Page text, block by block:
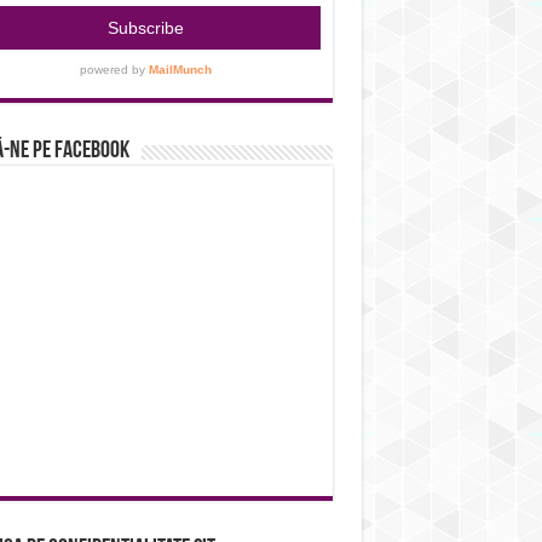
ne pe Facebook